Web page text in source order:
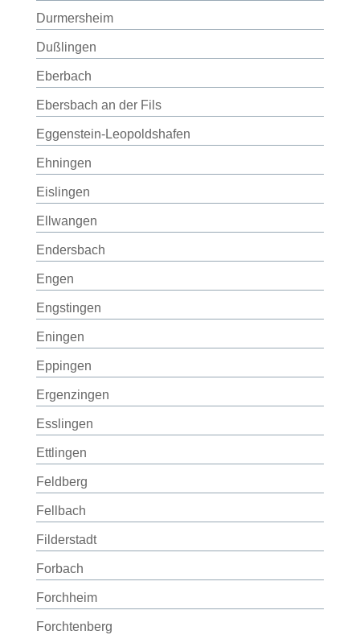
Durmersheim
Dußlingen
Eberbach
Ebersbach an der Fils
Eggenstein-Leopoldshafen
Ehningen
Eislingen
Ellwangen
Endersbach
Engen
Engstingen
Eningen
Eppingen
Ergenzingen
Esslingen
Ettlingen
Feldberg
Fellbach
Filderstadt
Forbach
Forchheim
Forchtenberg